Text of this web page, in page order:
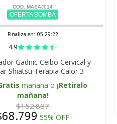
COD. MASAJ014
OFERTA BOMBA
Finaliza en: 05:29:21
4.9
Gadnic Ceibo Cervical y
Shiatsu Terapia Calor 3
Velocidades
mañana o ¡Retiralo
mañana!
$152.887
55% OFF